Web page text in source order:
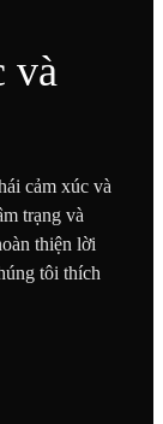
và
cảm xúc và
trạng và
thiện lời
tôi thích